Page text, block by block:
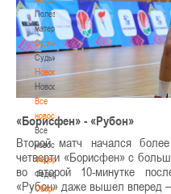
Полезные
материалы
Судьи
Судьи
Новости
Новости
Все
новости
Все
новости
Федерация
Федерация
Сборные
«Борисфен» - «Рубон»
Второй матч начался
четверти «Борисфен» с
во второй 10-минутке
«Рубон» даже вышел вперед –